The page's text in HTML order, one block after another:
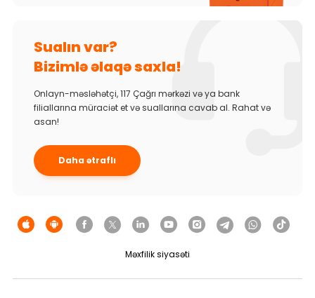
Sualın var?
Bizimlə əlaqə saxla!
Onlayn-məsləhətçi, 117 Çağrı mərkəzi və ya bank
filiallarına müraciət et və suallarına cavab al. Rahat və
asan!
Daha ətraflı
Məxfilik siyasəti